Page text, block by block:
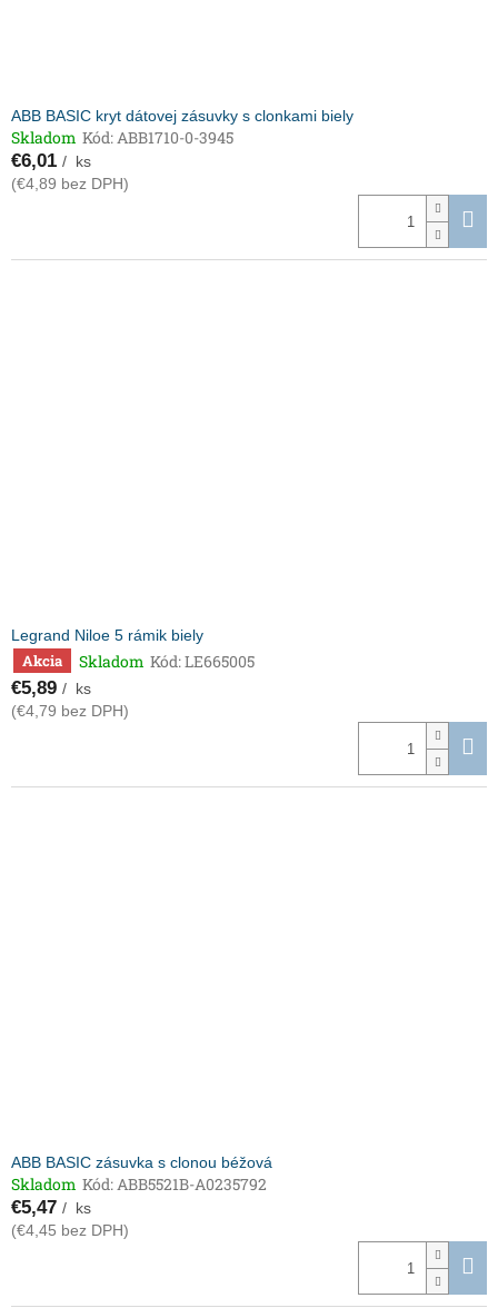
ABB BASIC kryt dátovej zásuvky s clonkami biely
Skladom Kód:ABB1710-0-3945
€6,01 / ks
(€4,89 bez DPH)
Legrand Niloe 5 rámik biely
Akcia Skladom Kód:LE665005
€5,89 / ks
(€4,79 bez DPH)
ABB BASIC zásuvka s clonou béžová
Skladom Kód:ABB5521B-A0235792
€5,47 / ks
(€4,45 bez DPH)